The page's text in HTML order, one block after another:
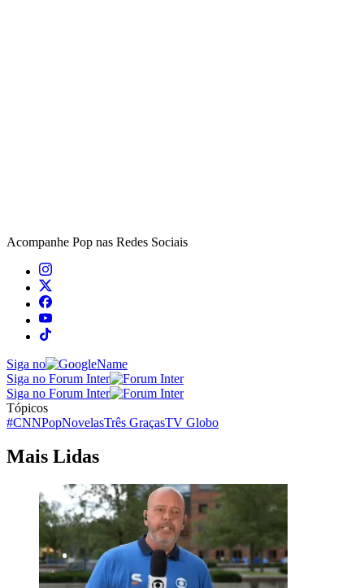
Acompanhe Pop nas Redes Sociais
Siga no
Siga no Forum Inter
Siga no Forum Inter
Tópicos
#CNNPopNovelasTrês GraçasTV Globo
Mais Lidas